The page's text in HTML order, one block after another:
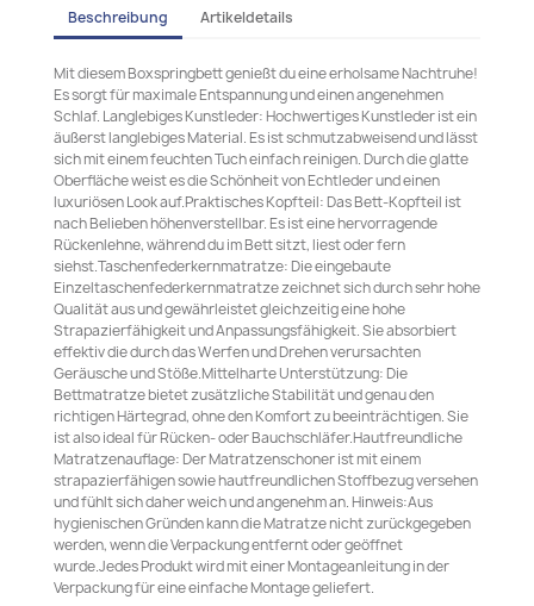
Beschreibung Artikeldetails
Mit diesem Boxspringbett genießt du eine erholsame Nachtruhe!
Es sorgt für maximale Entspannung und einen angenehmen
Schlaf. Langlebiges Kunstleder: Hochwertiges Kunstleder ist ein
äußerst langlebiges Material. Es ist schmutzabweisend und lässt
sich mit einem feuchten Tuch einfach reinigen. Durch die glatte
Oberfläche weist es die Schönheit von Echtleder und einen
luxuriösen Look auf.Praktisches Kopfteil: Das Bett-Kopfteil ist
nach Belieben höhenverstellbar. Es ist eine hervorragende
Rückenlehne, während du im Bett sitzt, liest oder fern
siehst.Taschenfederkernmatratze: Die eingebaute
Einzeltaschenfederkernmatratze zeichnet sich durch sehr hohe
Qualität aus und gewährleistet gleichzeitig eine hohe
Strapazierfähigkeit und Anpassungsfähigkeit. Sie absorbiert
effektiv die durch das Werfen und Drehen verursachten
Geräusche und Stöße.Mittelharte Unterstützung: Die
Bettmatratze bietet zusätzliche Stabilität und genau den
richtigen Härtegrad, ohne den Komfort zu beeinträchtigen. Sie
ist also ideal für Rücken- oder Bauchschläfer.Hautfreundliche
Matratzenauflage: Der Matratzenschoner ist mit einem
strapazierfähigen sowie hautfreundlichen Stoffbezug versehen
und fühlt sich daher weich und angenehm an. Hinweis:Aus
hygienischen Gründen kann die Matratze nicht zurückgegeben
werden, wenn die Verpackung entfernt oder geöffnet
wurde.Jedes Produkt wird mit einer Montageanleitung in der
Verpackung für eine einfache Montage geliefert.